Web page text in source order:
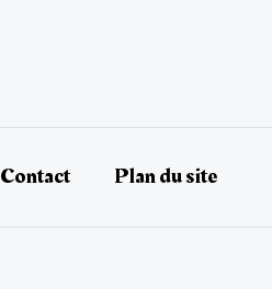
Contact Plan du site